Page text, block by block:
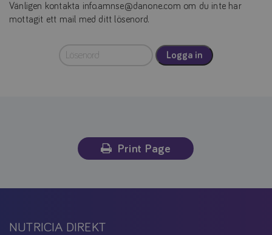
Vänligen kontakta info.amnse@danone.com om du inte har
mottagit ett mail med ditt lösenord.
Logga in
Print Page
NUTRICIA DIREKT